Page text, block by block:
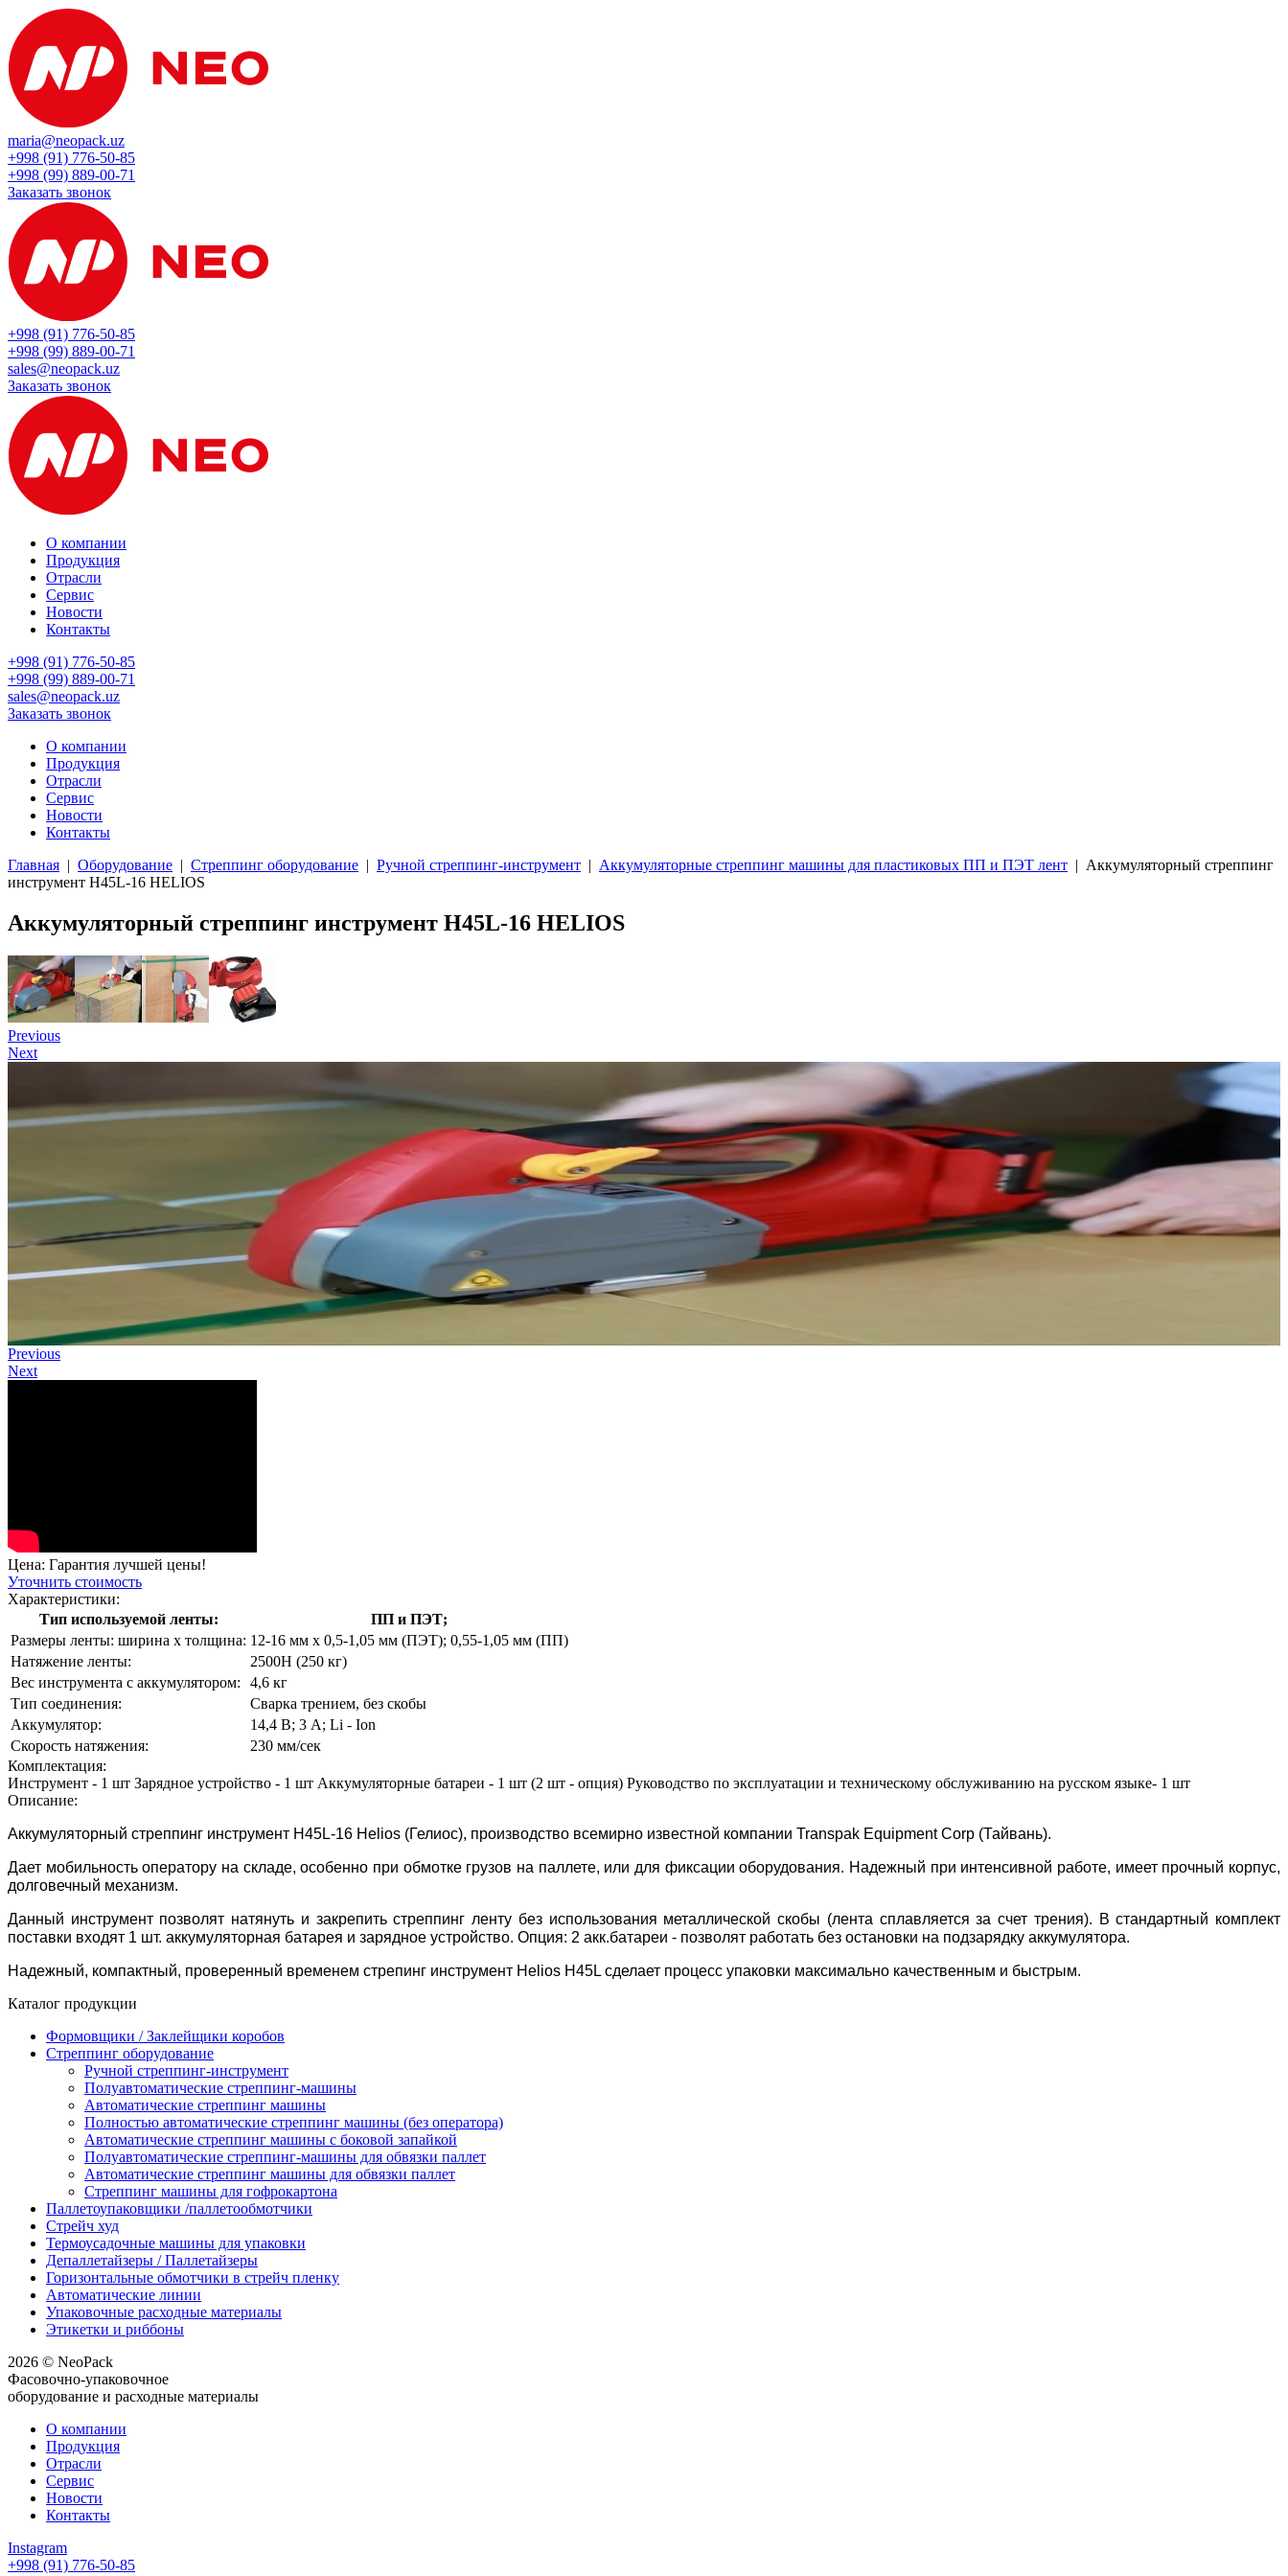
maria@neopack.uz
+998 (91) 776-50-85
+998 (99) 889-00-71
Заказать звонок
+998 (91) 776-50-85
+998 (99) 889-00-71
sales@neopack.uz
Заказать звонок
О компании
Продукция
Отрасли
Сервис
Новости
Контакты
+998 (91) 776-50-85
+998 (99) 889-00-71
sales@neopack.uz
Заказать звонок
О компании
Продукция
Отрасли
Сервис
Новости
Контакты
Главная | Оборудование | Стреппинг оборудование | Ручной стреппинг-инструмент | Аккумуляторные стреппинг машины для пластиковых ПП и ПЭТ лент | Аккумуляторный стреппинг
инструмент H45L-16 HELIOS
Аккумуляторный стреппинг инструмент H45L-16 HELIOS
Previous
Next
Previous
Next
Цена: Гарантия лучшей цены!
Уточнить стоимость
Характеристики:
Тип используемой ленты:
ПП и ПЭТ;
Размеры ленты: ширина х толщина: 12-16 мм х 0,5-1,05 мм (ПЭТ); 0,55-1,05 мм (ПП)
Натяжение ленты:
2500Н (250 кг)
Вес инструмента с аккумулятором:
4,6 кг
Тип соединения:
Сварка трением, без скобы
Аккумулятор:
14,4 В; 3 А; Li - Ion
Скорость натяжения:
230 мм/сек
Комплектация:
Инструмент - 1 шт Зарядное устройство - 1 шт Аккумуляторные батареи - 1 шт (2 шт - опция) Руководство по эксплуатации и техническому обслуживанию на русском языке- 1 шт
Описание:
Аккумуляторный стреппинг инструмент H45L-16 Helios (Гелиос), производство всемирно известной компании Transpak Equipment Corp (Тайвань).
Дает мобильность оператору на складе, особенно при обмотке грузов на паллете, или для фиксации оборудования. Надежный при интенсивной работе, имеет прочный корпус,
долговечный механизм.
Данный инструмент позволят натянуть и закрепить стреппинг ленту без использования металлической скобы (лента сплавляется за счет трения). В стандартный комплект
поставки входят 1 шт. аккумуляторная батарея и зарядное устройство. Опция: 2 акк.батареи - позволят работать без остановки на подзарядку аккумулятора.
Надежный, компактный, проверенный временем стрепинг инструмент Helios H45L сделает процесс упаковки максимально качественным и быстрым.
Каталог продукции
Формовщики / Заклейщики коробов
Стреппинг оборудование
Ручной стреппинг-инструмент
Полуавтоматические стреппинг-машины
Автоматические стреппинг машины
Полностью автоматические стреппинг машины (без оператора)
Автоматические стреппинг машины с боковой запайкой
Полуавтоматические стреппинг-машины для обвязки паллет
Автоматические стреппинг машины для обвязки паллет
Стреппинг машины для гофрокартона
Паллетоупаковщики /паллетообмотчики
Стрейч худ
Термоусадочные машины для упаковки
Депаллетайзеры / Паллетайзеры
Горизонтальные обмотчики в стрейч пленку
Автоматические линии
Упаковочные расходные материалы
Этикетки и риббоны
2026 © NeoPack
Фасовочно-упаковочное
оборудование и расходные материалы
О компании
Продукция
Отрасли
Сервис
Новости
Контакты
Instagram
+998 (91) 776-50-85